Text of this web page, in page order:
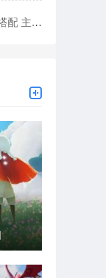
原神新版本打深渊阵容怎么搭配 主流阵容优缺点介绍及培养思路